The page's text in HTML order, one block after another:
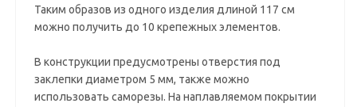
Таким образов из одного изделия длиной 117 см
можно получить до 10 крепежных элементов.
В конструкции предусмотрены отверстия под
заклепки диаметром 5 мм, также можно
использовать саморезы. На наплавляемом покрытии